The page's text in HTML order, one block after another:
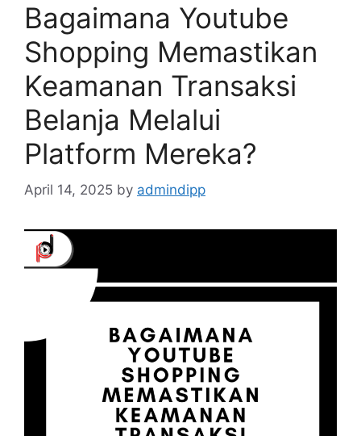
Bagaimana Youtube
Shopping Memastikan
Keamanan Transaksi
Belanja Melalui
Platform Mereka?
April 14, 2025 by admindipp